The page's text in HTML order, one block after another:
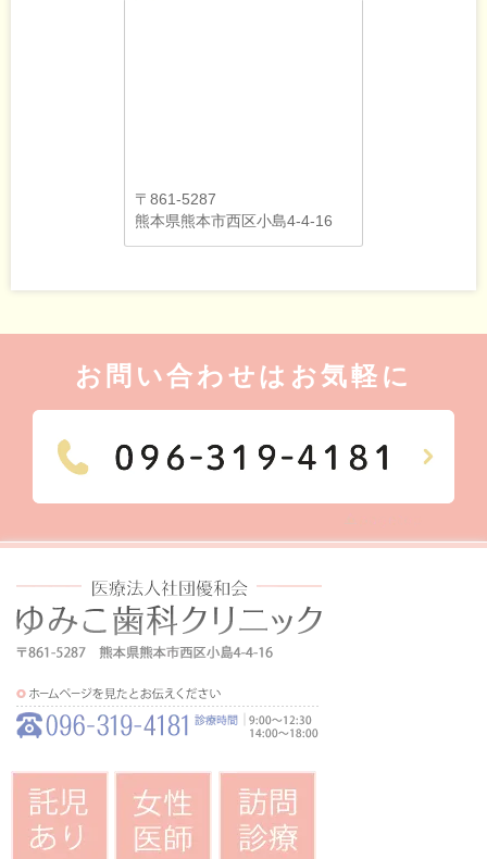
〒861-5287
熊本県熊本市西区小島4-4-16
お問い合わせはお気軽に